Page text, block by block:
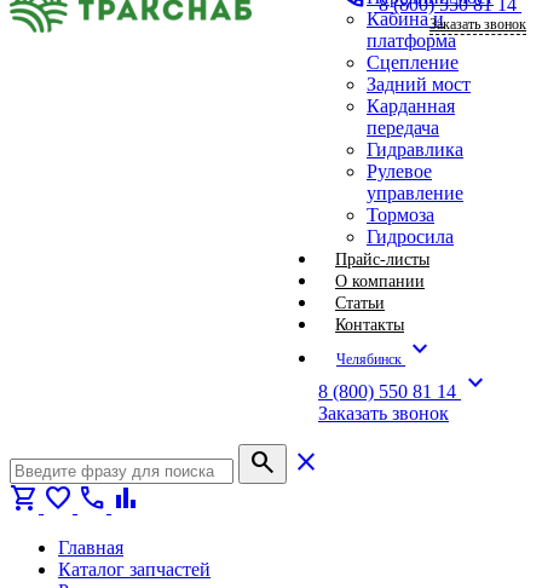
Кабина и
платформа
Сцепление
Задний мост
Карданная
передача
Гидравлика
Рулевое
управление
Тормоза
Гидросила
Прайс-листы
О компании
Статьи
Контакты
Челябинск expand_more
8 (800) 550 81 14 expand_more
Заказать звонок
Заказать звонок
search
close
shopping_cart favorite call bar_chart
Главная
Каталог запчастей